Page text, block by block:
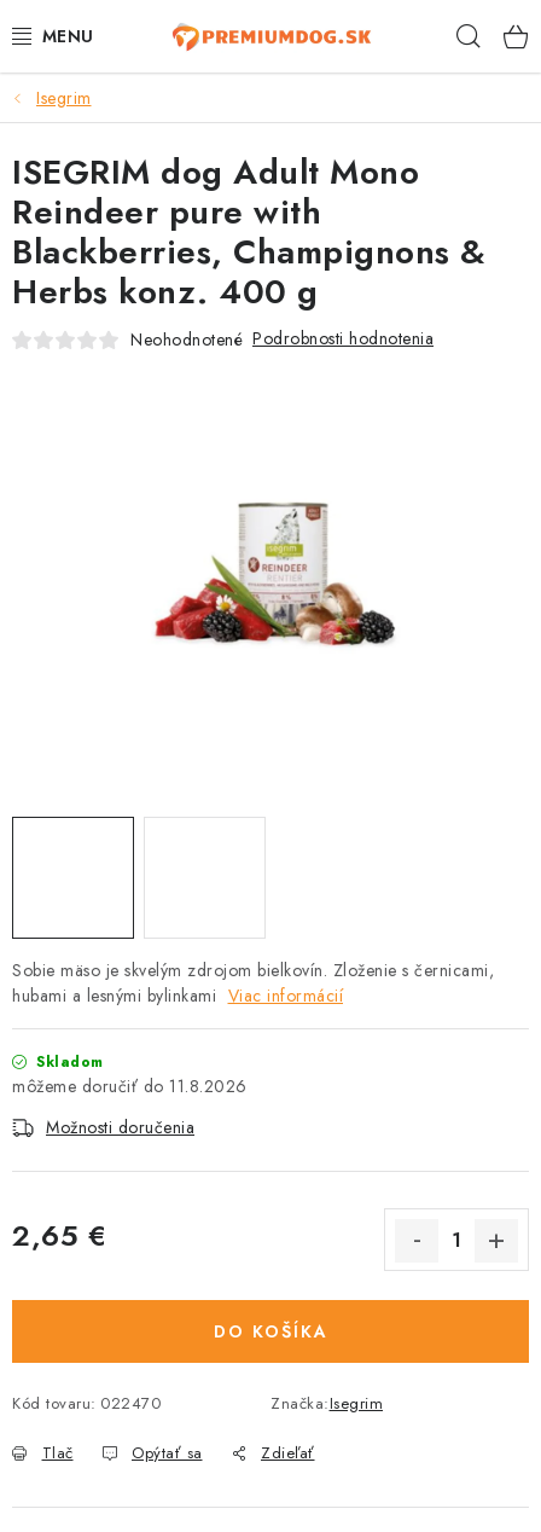
na
TOP 100 PRODUKTOV
NOVINKY
AKCIE
ÚTULKY
KONTAKTY
Kontakty Predajňa Útulky Bonusový program
Isegrim
Sobie mäso je skvelým zdrojom bielkovín. Zloženie s černicami,
hubami a lesnými bylinkami Viac informácií
Skladom
11.8.2026
Možnosti doručenia
2,65 €
DO KOŠÍKA
Kód tovaru: 022470 Značka:Isegrim
Tlač Opýtať sa Zdieľať
ISEGRIM dog Adult Mono
Reindeer pure with
Blackberries, Champignons &
Herbs konz. 400 g
Neohodnotené Podrobnosti hodnotenia